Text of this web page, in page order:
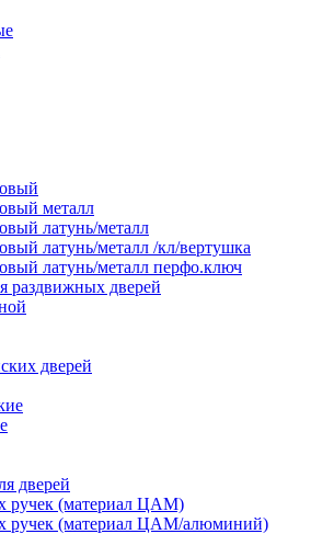
металл
латунь/металл
латунь/металл /кл/вертушка
латунь/металл перфо.ключ
раздвижных дверей
дверей
дверей
ручек (материал ЦАМ)
ручек (материал ЦАМ/алюминий)